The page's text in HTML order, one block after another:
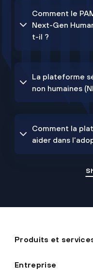
Comment le
Next-Gen
t-il ?
La plateforme
non humaines
Comment la
aider dans
Produits et
Entreprise